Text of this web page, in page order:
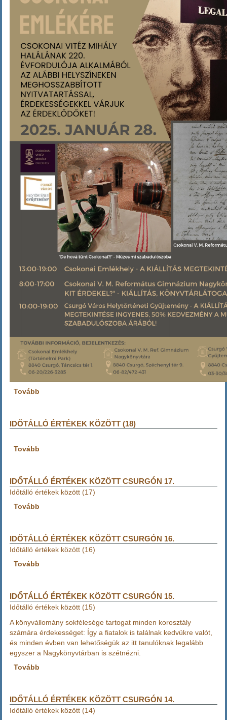
Tovább
IDŐTÁLLÓ ÉRTÉKEK KÖZÖTT (18)
Tovább
(18))
IDŐTÁLLÓ ÉRTÉKEK KÖZÖTT CSURGÓN 17.
Időtálló értékek között (17)
Tovább
Csurgón
17.
IDŐTÁLLÓ ÉRTÉKEK KÖZÖTT CSURGÓN 16.
Időtálló értékek között (16)
Tovább
Csurgón
16.
IDŐTÁLLÓ ÉRTÉKEK KÖZÖTT CSURGÓN 15.
Időtálló értékek között (15)
A könyvállomány sokfélesége tartogat minden korosztály
számára érdekességet: Így a fiatalok is találnak kedvükre valót,
és minden évben van lehetőségük az itt tanulóknak legalább
egyszer a Nagykönyvtárban is szétnézni.
Tovább
Csurgón
15.
IDŐTÁLLÓ ÉRTÉKEK KÖZÖTT CSURGÓN 14.
Időtálló értékek között (14)